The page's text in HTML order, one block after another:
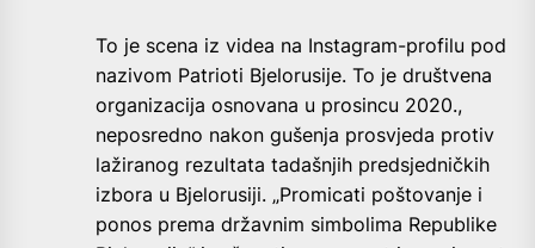
To je scena iz videa na Instagram-profilu pod
nazivom Patrioti Bjelorusije. To je društvena
organizacija osnovana u prosincu 2020.,
neposredno nakon gušenja prosvjeda protiv
lažiranog rezultata tadašnjih predsjedničkih
izbora u Bjelorusiji. „Promicati poštovanje i
ponos prema državnim simbolima Republike